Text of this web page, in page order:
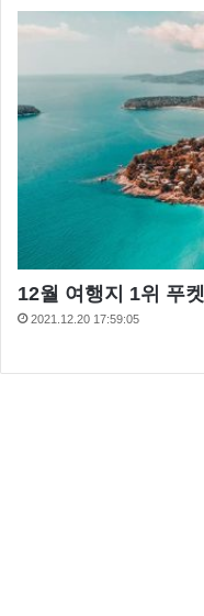
12월 여행지 1위 푸켓
2021.12.20 17:59:05